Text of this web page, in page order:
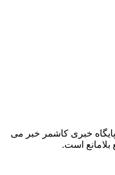
خبری کاشمر خبر می
بلامانع است.